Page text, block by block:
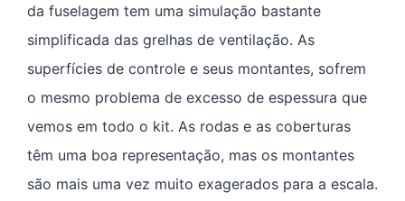
da fuselagem tem uma simulação bastante
simplificada das grelhas de ventilação. As
superfícies de controle e seus montantes, sofrem
o mesmo problema de excesso de espessura que
vemos em todo o kit. As rodas e as coberturas
têm uma boa representação, mas os montantes
são mais uma vez muito exagerados para a escala.